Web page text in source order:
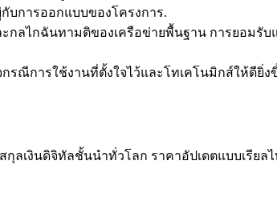
บการออกแบบของโครงการ.
ลไกฉันทามติของเครือข่ายพื้นฐาน การยอมรั
รณีการใช้งานที่ตั้งใจไว้และโทเคโนมิกส์ให้ดียิ่ง
กุลเงินดิจิทัลชั้นนำทั่วโลก ราคาอัปเดตแบบเรีย